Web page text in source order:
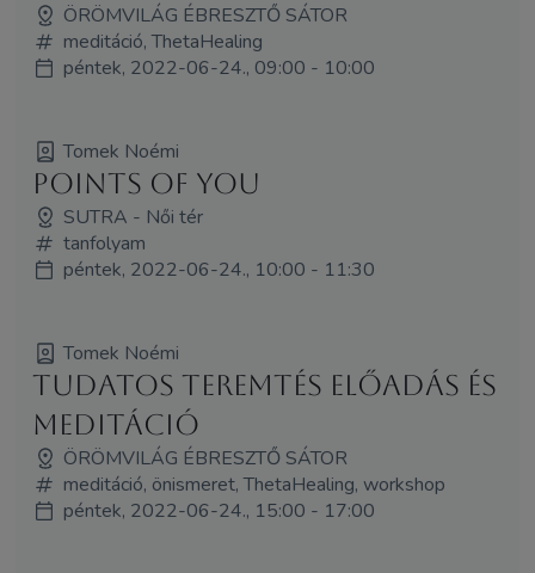
ÖRÖMVILÁG ÉBRESZTŐ SÁTOR
meditáció, ThetaHealing
péntek, 2022-06-24., 09:00 - 10:00
Tomek Noémi
Points Of You
SUTRA - Női tér
tanfolyam
péntek, 2022-06-24., 10:00 - 11:30
Tomek Noémi
Tudatos teremtés előadás és
meditáció
ÖRÖMVILÁG ÉBRESZTŐ SÁTOR
meditáció, önismeret, ThetaHealing, workshop
péntek, 2022-06-24., 15:00 - 17:00